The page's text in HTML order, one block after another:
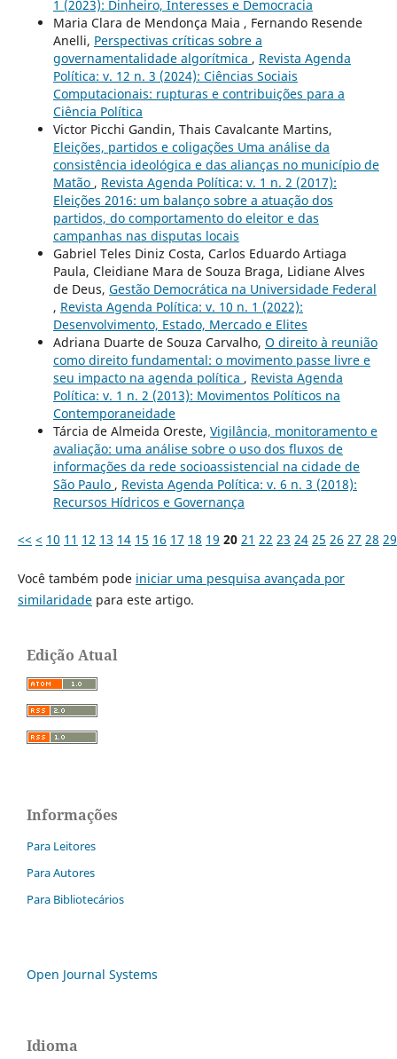
1 (2023): Dinheiro, Interesses e Democracia
Maria Clara de Mendonça Maia , Fernando Resende
Anelli, Perspectivas críticas sobre a
governamentalidade algorítmica , Revista Agenda
Política: v. 12 n. 3 (2024): Ciências Sociais
Computacionais: rupturas e contribuições para a
Ciência Política
Victor Picchi Gandin, Thais Cavalcante Martins,
Eleições, partidos e coligações Uma análise da
consistência ideológica e das alianças no município de
Matão , Revista Agenda Política: v. 1 n. 2 (2017):
Eleições 2016: um balanço sobre a atuação dos
partidos, do comportamento do eleitor e das
campanhas nas disputas locais
Gabriel Teles Diniz Costa, Carlos Eduardo Artiaga
Paula, Cleidiane Mara de Souza Braga, Lidiane Alves
de Deus, Gestão Democrática na Universidade Federal
, Revista Agenda Política: v. 10 n. 1 (2022):
Desenvolvimento, Estado, Mercado e Elites
Adriana Duarte de Souza Carvalho, O direito à reunião
como direito fundamental: o movimento passe livre e
seu impacto na agenda política , Revista Agenda
Política: v. 1 n. 2 (2013): Movimentos Políticos na
Contemporaneidade
Tárcia de Almeida Oreste, Vigilância, monitoramento e
avaliação: uma análise sobre o uso dos fluxos de
informações da rede socioassistencial na cidade de
São Paulo , Revista Agenda Política: v. 6 n. 3 (2018):
Recursos Hídricos e Governança
<< < 10 11 12 13 14 15 16 17 18 19 20 21 22 23 24 25 26 27 28 29
Você também pode iniciar uma pesquisa avançada por
similaridadepara este artigo.
Edição Atual
Informações
Para Leitores
Para Autores
Para Bibliotecários
Open Journal Systems
Idioma